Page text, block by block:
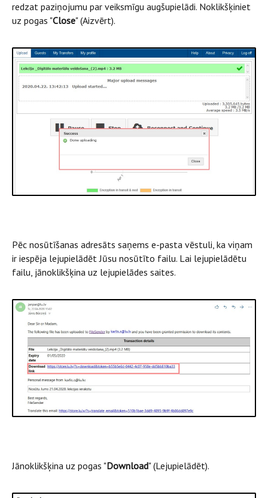
redzat paziņojumu par veiksmīgu augšupielādi. Noklikšķiniet
uz pogas "Close" (Aizvērt).
Pēc nosūtīšanas adresāts saņems e-pasta vēstuli, ka viņam
ir iespēja lejupielādēt Jūsu nosūtīto failu. Lai lejupielādētu
failu, jānoklikšķina uz lejupielādes saites.
Jānoklikšķina uz pogas "Download" (Lejupielādēt).